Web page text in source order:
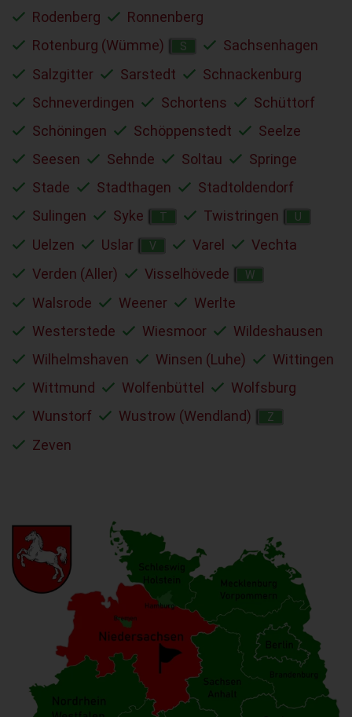
Rodenberg
Ronnenberg
Rotenburg (Wümme)
S
Sachsenhagen
Salzgitter
Sarstedt
Schnackenburg
Schneverdingen
Schortens
Schüttorf
Schöningen
Schöppenstedt
Seelze
Seesen
Sehnde Soltau
Springe
Stade
Stadthagen
Stadtoldendorf
Sulingen
Syke T Twistringen U
Uelzen Uslar V Varel
Vechta
Verden (Aller)
Visselhövede W
Walsrode Weener
Werlte
Westerstede
Wiesmoor
Wildeshausen
Wilhelmshaven
Winsen (Luhe)
Wittingen
Wittmund
Wolfenbüttel
Wolfsburg
Wunstorf
Wustrow (Wendland) Z
Zeven